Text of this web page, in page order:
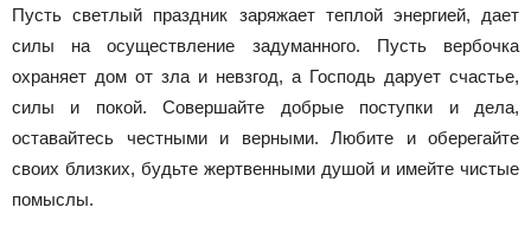
Пусть светлый праздник заряжает теплой энергией, дает
силы на осуществление задуманного. Пусть вербочка
охраняет дом от зла и невзгод, а Господь дарует счастье,
силы и покой. Совершайте добрые поступки и дела,
оставайтесь честными и верными. Любите и оберегайте
своих близких, будьте жертвенными душой и имейте чистые
помыслы.